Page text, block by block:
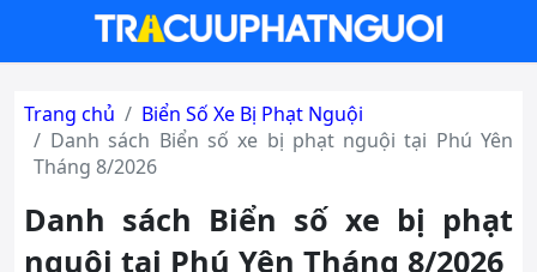
Trang chủ
Biển Số Xe Bị Phạt Nguội
Danh sách Biển số xe bị phạt nguội tại Phú Yên
Tháng 8/2026
Danh sách Biển số xe bị phạt
nguội tại Phú Yên Tháng 8/2026